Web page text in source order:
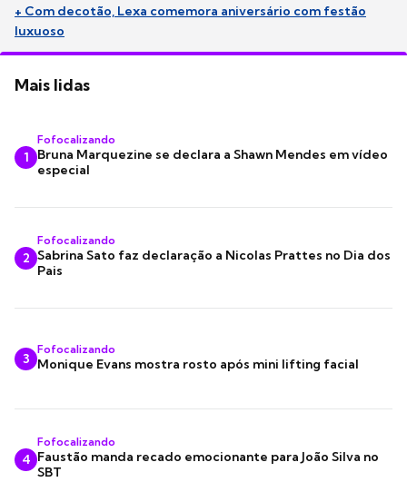
+ Com decotão, Lexa comemora aniversário com festão
luxuoso
Mais lidas
1
Fofocalizando
Bruna Marquezine se declara a Shawn Mendes em vídeo
especial
2
Fofocalizando
Sabrina Sato faz declaração a Nicolas Prattes no Dia dos
Pais
3
Fofocalizando
Monique Evans mostra rosto após mini lifting facial
4
Fofocalizando
Faustão manda recado emocionante para João Silva no
SBT